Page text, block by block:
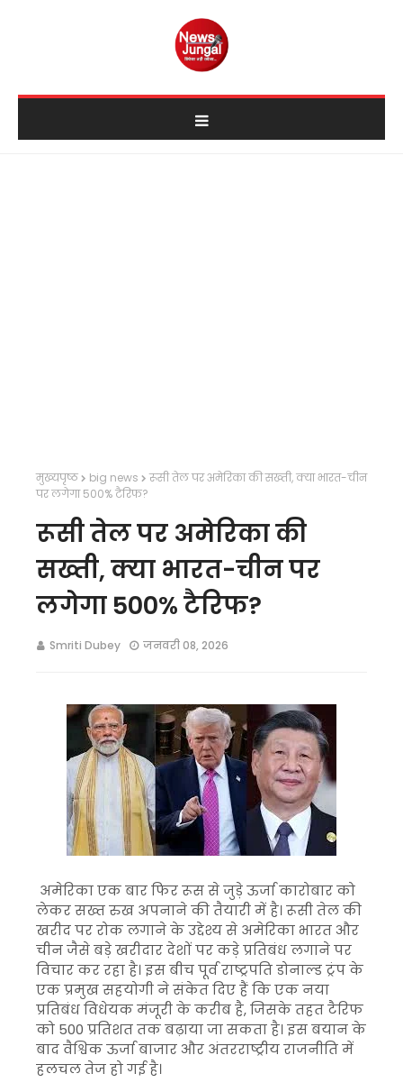
मुख्यपृष्ठ big news
रूसी तेल पर अमेरिका की सख्ती, क्या भारत-चीन
पर लगेगा 500% टैरिफ?
रूसी तेल पर अमेरिका की
सख्ती, क्या भारत-चीन पर
लगेगा 500% टैरिफ?
Smriti Dubey जनवरी 08, 2026
अमेरिका एक बार फिर रूस से जुड़े ऊर्जा कारोबार को
लेकर सख्त रुख अपनाने की तैयारी में है। रूसी तेल की
खरीद पर रोक लगाने के उद्देश्य से अमेरिका भारत और
चीन जैसे बड़े खरीदार देशों पर कड़े प्रतिबंध लगाने पर
विचार कर रहा है। इस बीच पूर्व राष्ट्रपति डोनाल्ड ट्रंप के
एक प्रमुख सहयोगी ने संकेत दिए हैं कि एक नया
प्रतिबंध विधेयक मंजूरी के करीब है, जिसके तहत टैरिफ
को 500 प्रतिशत तक बढ़ाया जा सकता है। इस बयान के
बाद वैश्विक ऊर्जा बाजार और अंतरराष्ट्रीय राजनीति में
हलचल तेज हो गई है।